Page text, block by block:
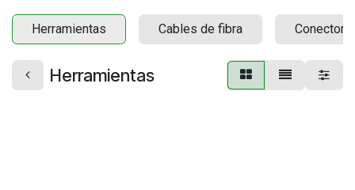
Herramientas Cables de fibra
Herramientas